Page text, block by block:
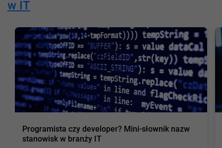
w IT
Programista czy developer? Mini-słownik nazw
stanowisk w branży IT